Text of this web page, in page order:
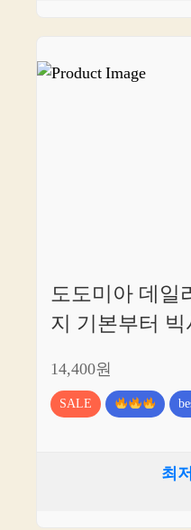
도도미아 데일
지 기본부터
14,400원
SALE
최